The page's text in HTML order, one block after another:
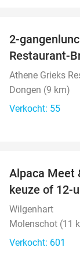
2-
Restaurant-
Athene Grieks
Dongen (9 km)
Verkocht: 55
Alpaca Meet
keuze of 12-
Wilgenhart
Molenschot (11
Verkocht: 601